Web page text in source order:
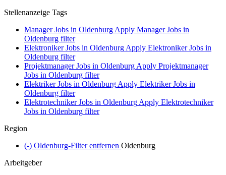
Stellenanzeige Tags
Manager Jobs in Oldenburg Apply Manager Jobs in
Oldenburg filter
Elektroniker Jobs in Oldenburg Apply Elektroniker Jobs in
Oldenburg filter
Projektmanager Jobs in Oldenburg Apply Projektmanager
Jobs in Oldenburg filter
Elektriker Jobs in Oldenburg Apply Elektriker Jobs in
Oldenburg filter
Elektrotechniker Jobs in Oldenburg Apply Elektrotechniker
Jobs in Oldenburg filter
Region
(-) Oldenburg-Filter entfernen Oldenburg
Arbeitgeber